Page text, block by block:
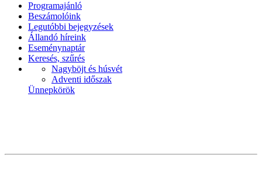
Programajánló
Beszámolóink
Legutóbbi bejegyzések
Állandó híreink
Eseménynaptár
Keresés, szűrés
Nagyböjt és húsvét
Adventi időszak
Ünnepkörök